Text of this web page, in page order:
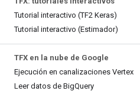
Tutorial interactivo (TF2 Keras)
Tutorial interactivo (Estimador)
TFX en la nube de Google
Ejecución en canalizaciones Vertex
Leer datos de BigQuery